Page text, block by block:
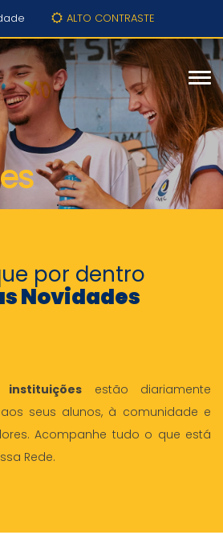
ALTO CONTRASTE
por dentro
Novidades
instituições estão diariamente
seus alunos, à comunidade e
Acompanhe tudo o que está
Rede.